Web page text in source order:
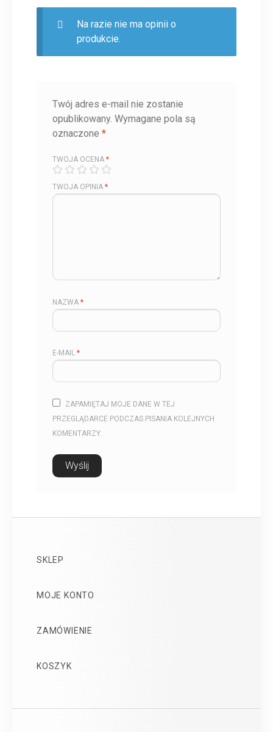
SKLEP
MOJE KONTO
ZAMÓWIENIE
KOSZYK
Na razie nie ma opinii o
produkcie.
Twój adres e-mail nie zostanie
opublikowany. Wymagane pola są
oznaczone *
TWOJA OCENA *
TWOJA OPINIA *
NAZWA *
E-MAIL *
ZAPAMIĘTAJ MOJE DANE W TEJ
PRZEGLĄDARCE PODCZAS PISANIA KOLEJNYCH
KOMENTARZY.